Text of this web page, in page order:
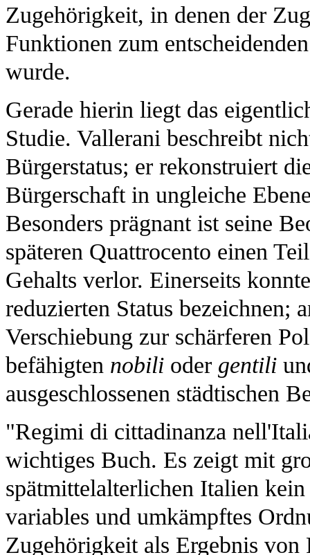
Zugehörigkeit, in denen der
Funktionen zum
wurde.
Gerade hierin liegt das
Studie. Vallerani beschreibt
Bürgerstatus; er rekonstruiert
Bürgerschaft in ungleiche
Besonders prägnant ist seine
späteren Quattrocento einen
Gehalts verlor. Einerseits
reduzierten Status bezeichnen;
Verschiebung zur schärferen
befähigten nobili oder gentili
ausgeschlossenen städtischen
"Regimi di cittadinanza
wichtiges Buch. Es zeigt mit
spätmittelalterlichen Italien
variables und umkämpftes
Zugehörigkeit als Ergebnis